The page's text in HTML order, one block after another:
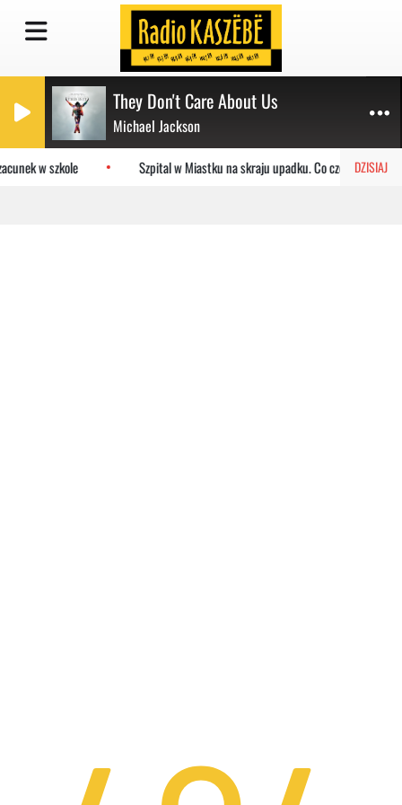
They Don't Care About Us
Michael Jackson
DZISIAJ
w szkole Szpital w Miastku na skraju upadku. Co czeka placówkę?